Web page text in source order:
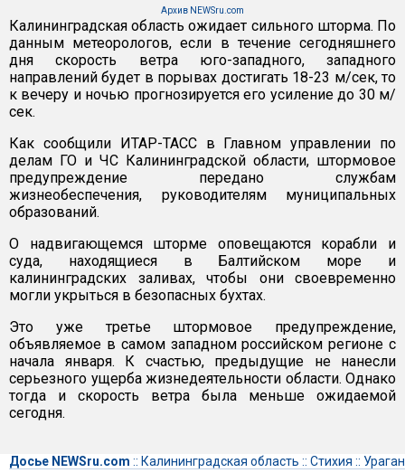
Архив NEWSru.com
Калининградская область ожидает сильного шторма. По
данным метеорологов, если в течение сегодняшнего
дня скорость ветра юго-западного, западного
направлений будет в порывах достигать 18-23 м/сек, то
к вечеру и ночью прогнозируется его усиление до 30 м/
сек.
Как сообщили ИТАР-ТАСС в Главном управлении по
делам ГО и ЧС Калининградской области, штормовое
предупреждение передано службам
жизнеобеспечения, руководителям муниципальных
образований.
О надвигающемся шторме оповещаются корабли и
суда, находящиеся в Балтийском море и
калининградских заливах, чтобы они своевременно
могли укрыться в безопасных бухтах.
Это уже третье штормовое предупреждение,
объявляемое в самом западном российском регионе с
начала января. К счастью, предыдущие не нанесли
серьезного ущерба жизнедеятельности области. Однако
тогда и скорость ветра была меньше ожидаемой
сегодня.
Досье NEWSru.com :: Калининградская область :: Стихия :: Ураган